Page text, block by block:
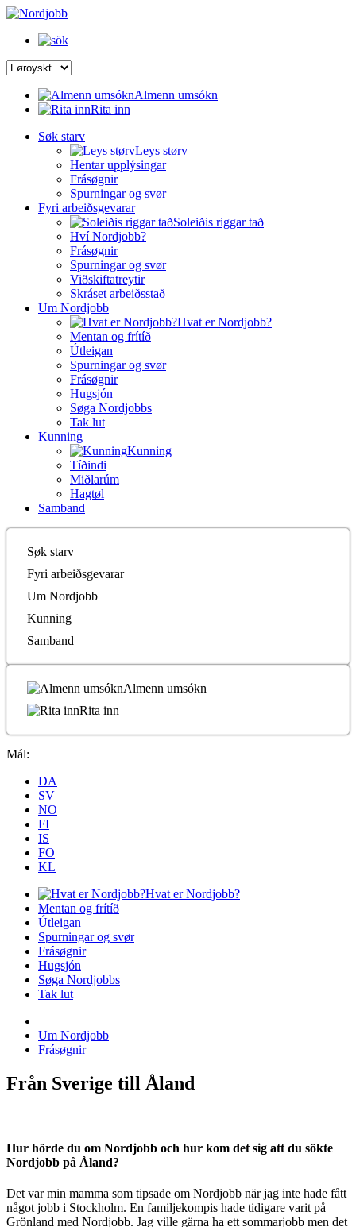
Almenn umsókn
Rita inn
Søk starv
Leys størv
Hentar upplýsingar
Frásøgnir
Spurningar og svør
Fyri arbeiðsgevarar
Soleiðis riggar tað
Hví Nordjobb?
Frásøgnir
Spurningar og svør
Viðskiftatreytir
Skráset arbeiðsstað
Um Nordjobb
Hvat er Nordjobb?
Mentan og frítíð
Útleigan
Spurningar og svør
Frásøgnir
Hugsjón
Søga Nordjobbs
Tak lut
Kunning
Kunning
Tíðindi
Miðlarúm
Hagtøl
Samband
Søk starv
Fyri arbeiðsgevarar
Um Nordjobb
Kunning
Samband
Almenn umsókn
Rita inn
Mál:
DA
SV
NO
FI
IS
FO
KL
Hvat er Nordjobb?
Mentan og frítíð
Útleigan
Spurningar og svør
Frásøgnir
Hugsjón
Søga Nordjobbs
Tak lut
Um Nordjobb
Frásøgnir
Från Sverige till Åland
Hur hörde du om Nordjobb och hur kom det sig att du sökte
Nordjobb på Åland?
Det var min mamma som tipsade om Nordjobb när jag inte hade fått
något jobb i Stockholm. En familjekompis hade tidigare varit på
Grönland med Nordjobb. Jag ville gärna ha ett sommarjobb men det